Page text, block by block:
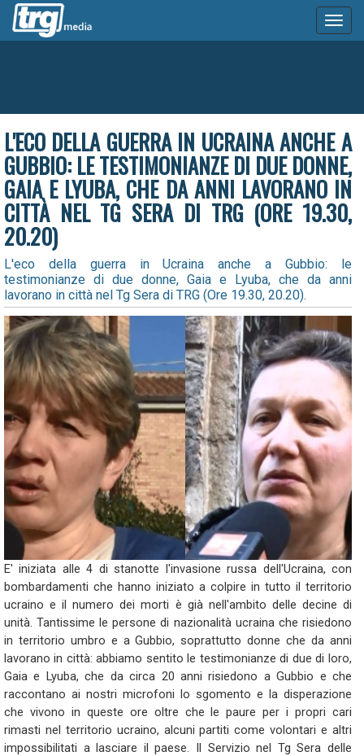
L'ECO DELLA GUERRA IN UCRAINA ANCHE A
GUBBIO: LE TESTIMONIANZE DI DUE DONNE,
GAIA E LYUBA, CHE DA ANNI LAVORANO IN
CITTÀ NEL TG SERA DI TRG (ORE 19.30,
20.20)
L'eco della guerra in Ucraina anche a Gubbio: le
testimonianze di due donne, Gaia e Lyuba, che da anni
lavorano in città nel Tg Sera di TRG (Ore 19.30, 20.20).
E' iniziata alle 4 di stanotte l'invasione russa dell'Ucraina, con
bombardamenti che hanno iniziato a colpire in tutto il territorio
ucraino e il numero dei morti è già nell'ambito delle decine di
unità. Tantissime le persone di nazionalità ucraina che risiedono
in territorio umbro e a Gubbio, soprattutto donne che da anni
lavorano in città: abbiamo sentito le testimonianze di due di loro,
Gaia e Lyuba, che da circa 20 anni risiedono a Gubbio e che
raccontano ai nostri microfoni lo sgomento e la disperazione
che vivono in queste ore oltre che le paure per i propri cari
rimasti nel territorio ucraino, alcuni partiti come volontari e altri
impossibilitati a lasciare il paese. Il Servizio nel Tg Sera delle